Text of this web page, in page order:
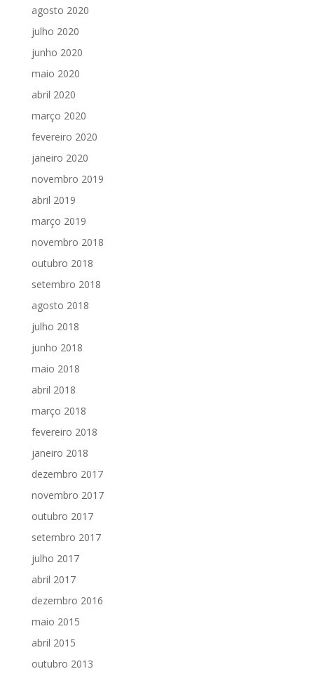
agosto 2020
julho 2020
junho 2020
maio 2020
abril 2020
março 2020
fevereiro 2020
janeiro 2020
novembro 2019
abril 2019
março 2019
novembro 2018
outubro 2018
setembro 2018
agosto 2018
julho 2018
junho 2018
maio 2018
abril 2018
março 2018
fevereiro 2018
janeiro 2018
dezembro 2017
novembro 2017
outubro 2017
setembro 2017
julho 2017
abril 2017
dezembro 2016
maio 2015
abril 2015
outubro 2013